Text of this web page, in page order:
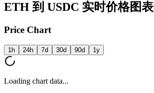
ETH 到 USDC 实时价格图表
Price Chart
1h 24h 7d 30d 90d 1y
Loading chart data...